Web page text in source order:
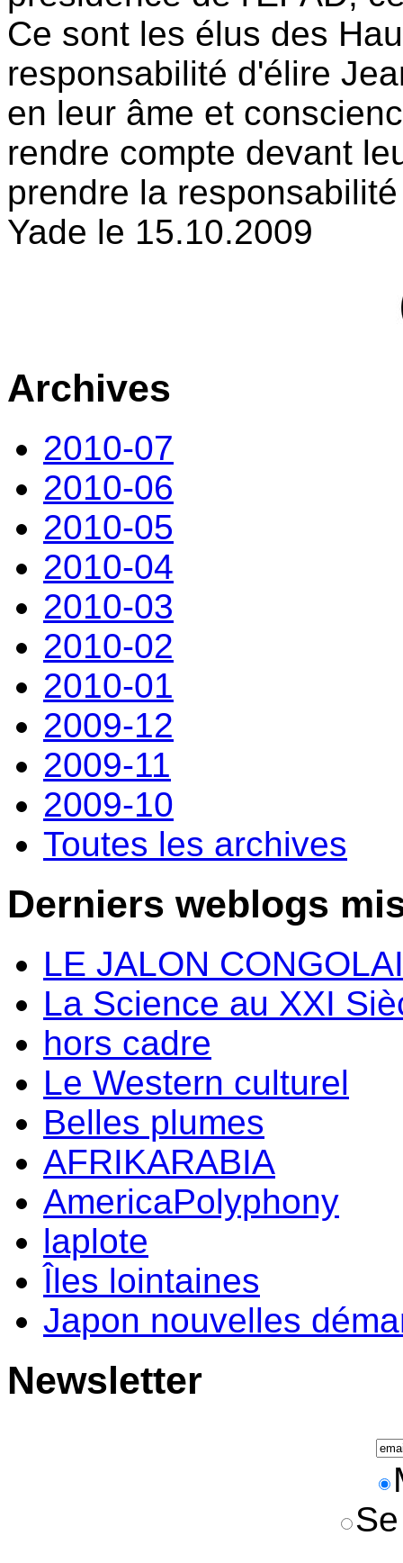
Ce sont les élus des
responsabilité d'élire
en leur âme et
rendre compte devant
prendre la
Yade le 15.10.2009
Archives
2010-07
2010-06
2010-05
2010-04
2010-03
2010-02
2010-01
2009-12
2009-11
2009-10
Toutes les archives
Derniers weblogs
LE JALON
La Science au XXI
hors cadre
Le Western culturel
Belles plumes
AFRIKARABIA
AmericaPolyphony
laplote
Îles lointaines
Japon nouvelles
Newsletter